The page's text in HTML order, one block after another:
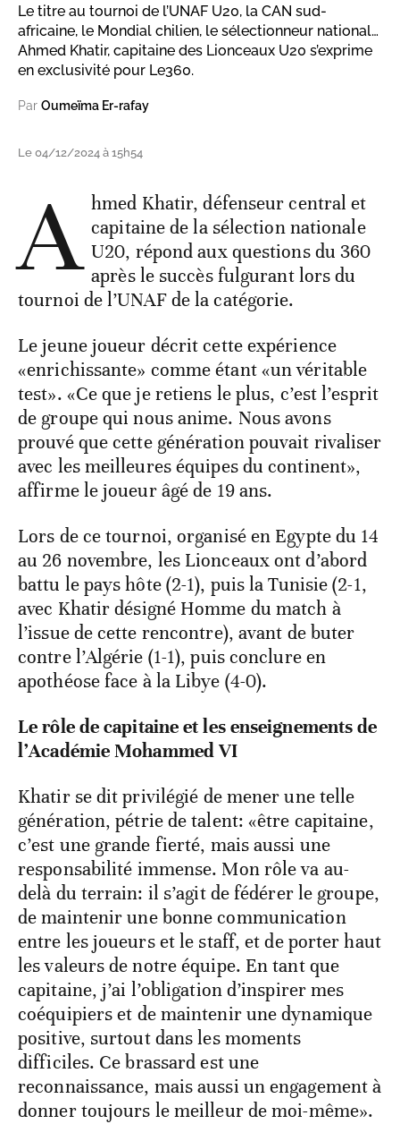
Le titre au tournoi de l’UNAF U20, la CAN sud-
africaine, le Mondial chilien, le sélectionneur national…
Ahmed Khatir, capitaine des Lionceaux U20 s’exprime
en exclusivité pour Le360.
Par Oumeïma Er-rafay
Le 04/12/2024 à 15h54
A hmed Khatir, défenseur central et
capitaine de la sélection nationale
U20, répond aux questions du 360
après le succès fulgurant lors du
tournoi de l’UNAF de la catégorie.
Le jeune joueur décrit cette expérience
«enrichissante» comme étant «un véritable
test». «Ce que je retiens le plus, c’est l’esprit
de groupe qui nous anime. Nous avons
prouvé que cette génération pouvait rivaliser
avec les meilleures équipes du continent»,
affirme le joueur âgé de 19 ans.
Lors de ce tournoi, organisé en Egypte du 14
au 26 novembre, les Lionceaux ont d’abord
battu le pays hôte (2-1), puis la Tunisie (2-1,
avec Khatir désigné Homme du match à
l’issue de cette rencontre), avant de buter
contre l’Algérie (1-1), puis conclure en
apothéose face à la Libye (4-0).
Le rôle de capitaine et les enseignements de
l’Académie Mohammed VI
Khatir se dit privilégié de mener une telle
génération, pétrie de talent: «être capitaine,
c’est une grande fierté, mais aussi une
responsabilité immense. Mon rôle va au-
delà du terrain: il s’agit de fédérer le groupe,
de maintenir une bonne communication
entre les joueurs et le staff, et de porter haut
les valeurs de notre équipe. En tant que
capitaine, j’ai l’obligation d’inspirer mes
coéquipiers et de maintenir une dynamique
positive, surtout dans les moments
difficiles. Ce brassard est une
reconnaissance, mais aussi un engagement à
donner toujours le meilleur de moi-même».